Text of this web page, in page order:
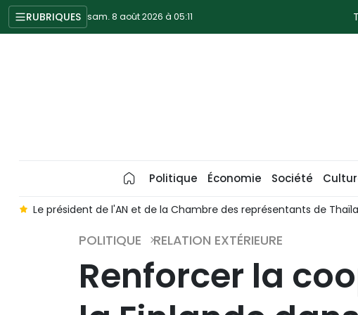
RUBRIQUES sam. 8 août 2026 à 05:11
Politique Économie Société
de Thaïlande termine sa visite officielle au Vietnam La visite
POLITIQUE RELATION EXTÉRIEURE
Renforcer la